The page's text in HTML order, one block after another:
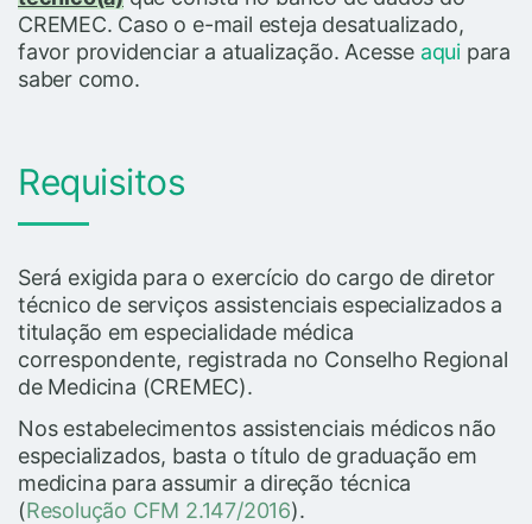
CREMEC. Caso o e-mail esteja desatualizado,
favor providenciar a atualização. Acesse aqui para
saber como.
Requisitos
Será exigida para o exercício do cargo de diretor
técnico de serviços assistenciais especializados a
titulação em especialidade médica
correspondente, registrada no Conselho Regional
de Medicina (CREMEC).
Nos estabelecimentos assistenciais médicos não
especializados, basta o título de graduação em
medicina para assumir a direção técnica
(Resolução CFM 2.147/2016).